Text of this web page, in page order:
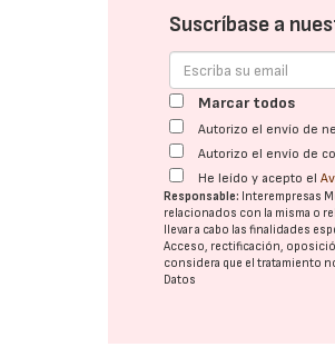
Suscríbase a
Marcar todos
Autorizo el envío de
Autorizo el envío de
He leído y acepto el
Responsable: Interempresas
relacionados con la misma o
llevar a cabo las finalidades
Acceso, rectificación,
considera que el tratamiento
Datos